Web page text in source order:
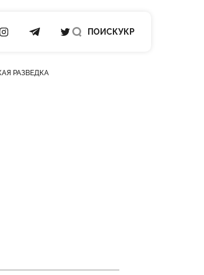
НА FACEBOOK
ПОСИЛАННЯ НА INSTAGRAM
ПОСИЛАННЯ НА TELEGRAM
ПОСИЛАННЯ НА TWITTER
ПОИСКУКР
РАЗВЕДКА